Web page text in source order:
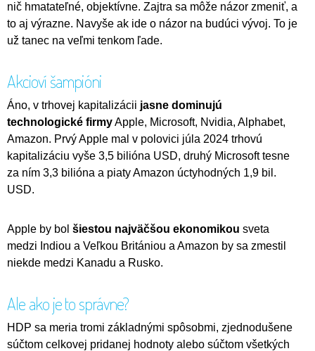
nič hmatateľné, objektívne. Zajtra sa môže názor zmeniť, a
to aj výrazne. Navyše ak ide o názor na budúci vývoj. To je
už tanec na veľmi tenkom ľade.
Akcioví šampióni
Áno, v trhovej kapitalizácii jasne dominujú
technologické firmyApple, Microsoft, Nvidia, Alphabet,
Amazon. Prvý Apple mal v polovici júla 2024 trhovú
kapitalizáciu vyše 3,5 bilióna USD, druhý Microsoft tesne
za ním 3,3 bilióna a piaty Amazon úctyhodných 1,9 bil.
USD.
Apple by bol šiestou najväčšou ekonomikou sveta
medzi Indiou a Veľkou Britániou a Amazon by sa zmestil
niekde medzi Kanadu a Rusko.
Ale ako je to správne?
HDP sa meria tromi základnými spôsobmi, zjednodušene
súčtom celkovej pridanej hodnoty alebo súčtom všetkých